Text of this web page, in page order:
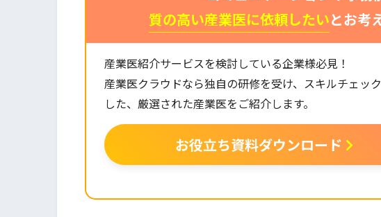
質の高い産業医に依頼したいとお考
産業医紹介サービスを検討している企業様必見！
産業医クラウドなら独自の研修を受け、スキルチェッ
した、厳選された産業医をご紹介します。
お役立ち資料ダウンロード